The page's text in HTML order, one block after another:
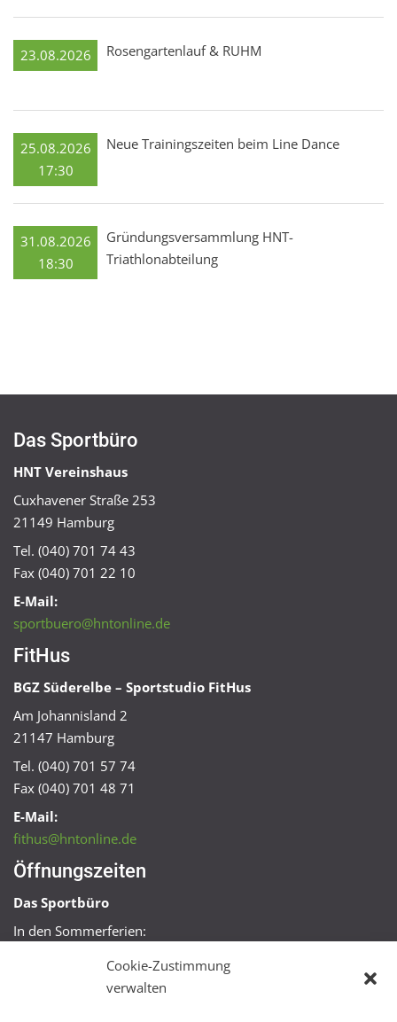
Cookie-Zustimmung
verwalten
23.08.2026 Rosengartenlauf & RUHM
25.08.2026
17:30
Neue Trainingszeiten beim Line Dance
31.08.2026
18:30
Gründungsversammlung HNT-
Triathlonabteilung
Das Sportbüro
HNT Vereinshaus
Cuxhavener Straße 253
21149 Hamburg
Tel. (040) 701 74 43
Fax (040) 701 22 10
E-Mail:
sportbuero@hntonline.de
FitHus
BGZ Süderelbe – Sportstudio FitHus
Am Johannisland 2
21147 Hamburg
Tel. (040) 701 57 74
Fax (040) 701 48 71
E-Mail:
fithus@hntonline.de
Öffnungszeiten
Das Sportbüro
In den Sommerferien:
Mo + Mi 16:00 – 18:00 Uhr